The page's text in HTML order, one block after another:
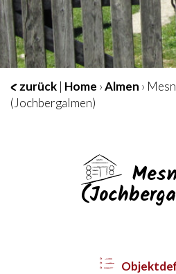
zurück | Home ›Almen ›
(Jochbergalmen)